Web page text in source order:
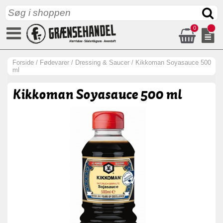
0
Forside / Fødevarer / Dressing & Saucer / Kikkoman Soyasauce 500
ml
Kikkoman Soyasauce 500 ml